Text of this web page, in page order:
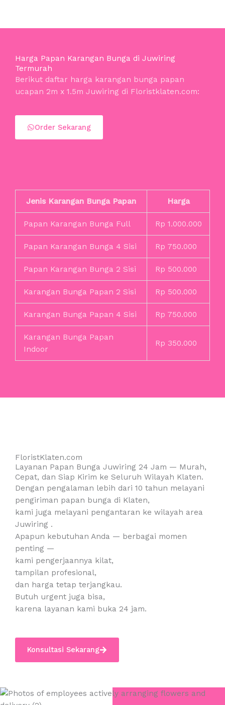
Jenis Karangan Bunga Papan Harga
Papan Karangan Bunga Full Rp 1.000.000
Papan Karangan Bunga 4 Sisi Rp 750.000
Papan Karangan Bunga 2 Sisi Rp 500.000
Karangan Bunga Papan 2 Sisi Rp 500.000
Karangan Bunga Papan 4 Sisi Rp 750.000
Karangan Bunga Papan
Indoor
Rp 350.000
Harga Papan Karangan Bunga di Juwiring
Termurah
Berikut daftar harga karangan bunga papan
ucapan 2m x 1.5m Juwiring di Floristklaten.com:
Order Sekarang
FloristKlaten.com
Layanan Papan Bunga Juwiring 24 Jam — Murah,
Cepat, dan Siap Kirim ke Seluruh Wilayah Klaten.
Dengan pengalaman lebih dari 10 tahun melayani
pengiriman papan bunga di Klaten,
kami juga melayani pengantaran ke wilayah area
Juwiring .
Apapun kebutuhan Anda — berbagai momen
penting —
kami pengerjaannya kilat,
tampilan profesional,
dan harga tetap terjangkau.
Butuh urgent juga bisa,
karena layanan kami buka 24 jam.
Konsultasi Sekarang